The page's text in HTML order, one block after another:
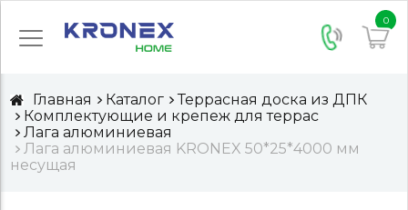
0
Главная Каталог
Террасная доска из ДПК
Комплектующие и крепеж для террас
Лага алюминиевая
Лага алюминиевая KRONEX 50*25*4000 мм
несущая